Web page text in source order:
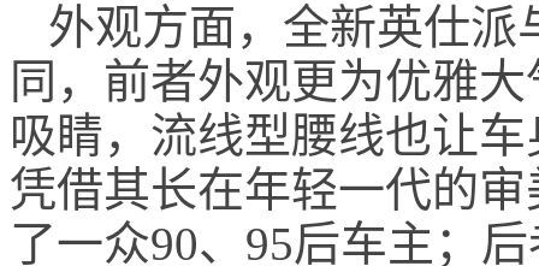
外观方面，全新英仕派
同，前者外观更为优雅
吸睛，流线型腰线也让
凭借其长在年轻一代的
了一众90、95后车主 ；